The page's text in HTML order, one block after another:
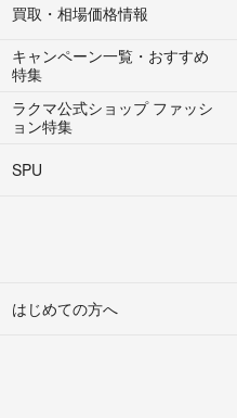
買取・相場価格情報
キャンペーン一覧・おすすめ
特集
ラクマ公式ショップ ファッシ
ョン特集
SPU
はじめての方へ